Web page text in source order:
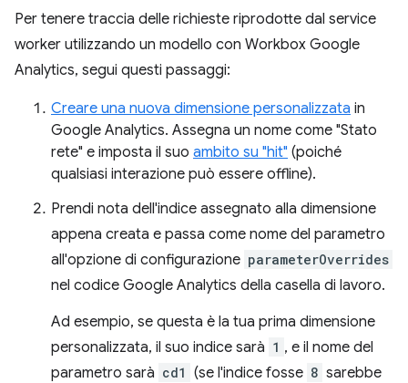
Per tenere traccia delle richieste riprodotte dal service
worker utilizzando un modello con Workbox Google
Analytics, segui questi passaggi:
Creare una nuova dimensione personalizzata in
Google Analytics. Assegna un nome come "Stato
rete" e imposta il suo ambito su "hit" (poiché
qualsiasi interazione può essere offline).
Prendi nota dell'indice assegnato alla dimensione
appena creata e passa come nome del parametro
all'opzione di configurazione parameterOverrides
nel codice Google Analytics della casella di lavoro.
Ad esempio, se questa è la tua prima dimensione
personalizzata, il suo indice sarà 1 , e il nome del
parametro sarà cd1 (se l'indice fosse 8 sarebbe